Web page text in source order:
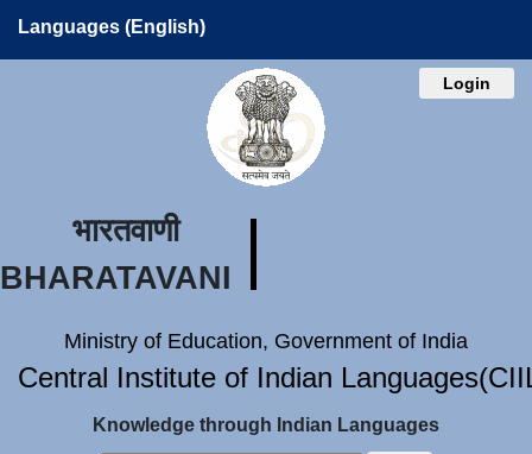
Languages (English)
Login
भारतवाणी
BHARATAVANI
Ministry of Education, Government of India
Central Institute of Indian
Knowledge through Indian Languages